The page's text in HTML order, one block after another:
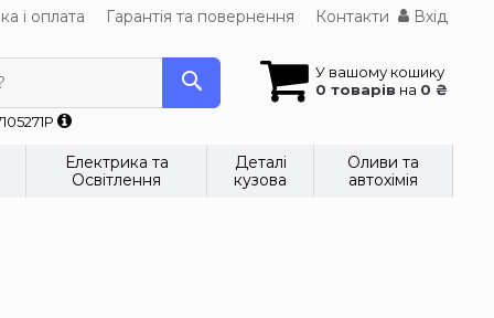
і оплата Гарантія та повернення Контакти Вхід
У вашому кошику
0 товарів на 0 ₴
Електрика та
Освітлення
Деталі
кузова
Оливи та
автохімія